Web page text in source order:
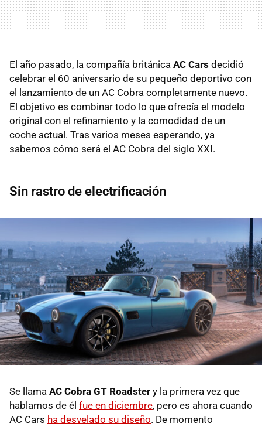
El año pasado, la compañía británica AC Cars decidió
celebrar el 60 aniversario de su pequeño deportivo con
el lanzamiento de un AC Cobra completamente nuevo.
El objetivo es combinar todo lo que ofrecía el modelo
original con el refinamiento y la comodidad de un
coche actual. Tras varios meses esperando, ya
sabemos cómo será el AC Cobra del siglo XXI.
Sin rastro de electrificación
Se llama AC Cobra GT Roadster y la primera vez que
hablamos de él fue en diciembre, pero es ahora cuando
AC Cars ha desvelado su diseño. De momento